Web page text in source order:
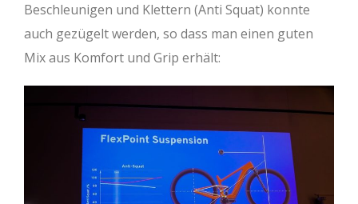
Beschleunigen und Klettern (Anti Squat) konnte
auch gezügelt werden, so dass man einen guten
Mix aus Komfort und Grip erhält: